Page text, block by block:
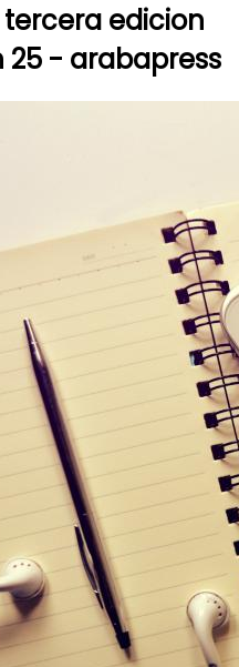
edicion
25 - arabapress